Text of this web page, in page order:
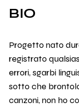
BIO
Progetto nato
registrato
errori, sgarbi
sotto che
canzoni, non ho